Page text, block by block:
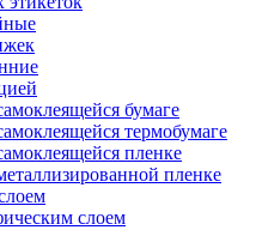
бумаге
термобумаге
пленке
пленке
слоем